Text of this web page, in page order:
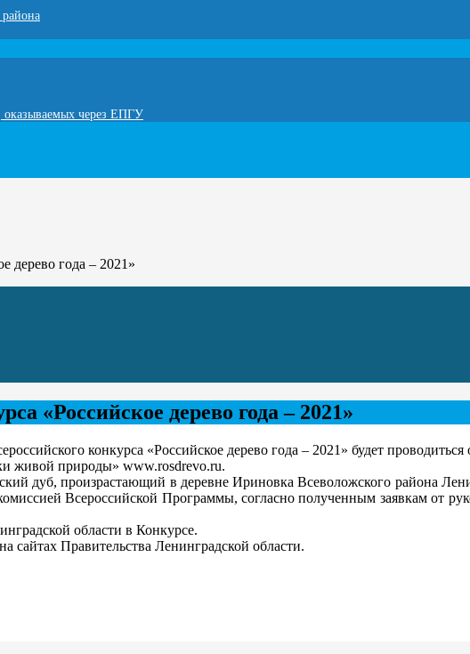
оказываемых через ЕПГУ
дерево года – 2021»
«Российское дерево года – 2021»
конкурса «Российское дерево года – 2021» будет
живой природы» www.rosdrevo.ru.
дуб, произрастающий в деревне Ириновка Всеволожского района
Всероссийской Программы, согласно полученным заявкам от
области в Конкурсе.
сайтах Правительства Ленинградской области.